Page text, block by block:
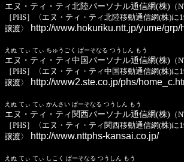
エヌ・ティ・ティ北陸パーソナル通信網(株) （
［PHS］〈エヌ・ティ・ティ北陸移動通信網(株)に
譲渡〉
http://www.hokuriku.ntt.jp/yume/grp/
えぬ てぃ てぃ ちゅうごく ぱーそなる つうしん もう
エヌ・ティ・ティ中国パーソナル通信網(株) （
［PHS］〈エヌ・ティ・ティ中国移動通信網(株)に
譲渡〉
http://www2.ste.co.jp/phs/
えぬ てぃ てぃ かんさい ぱーそなる つうしん もう
エヌ・ティ・ティ関西パーソナル通信網(株) （
［PHS］〈エヌ・ティ・ティ関西移動通信網(株)に
譲渡〉
http://www.nttphs-kansai.co.jp/
えぬ てぃ てぃ しこく ぱーそなる つうしん もう